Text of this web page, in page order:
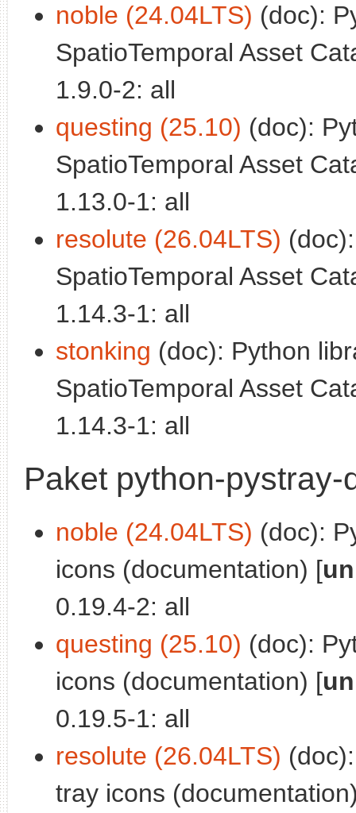
noble (24.04LTS) (doc):
SpatioTemporal Asset
1.9.0-2: all
questing (25.10) (doc):
SpatioTemporal Asset
1.13.0-1: all
resolute (26.04LTS)
SpatioTemporal Asset
1.14.3-1: all
stonking (doc): Python
SpatioTemporal Asset
1.14.3-1: all
Paket python-pystray-
noble (24.04LTS) (doc):
icons (documentation) [
0.19.4-2: all
questing (25.10) (doc):
icons (documentation) [
0.19.5-1: all
resolute (26.04LTS)
tray icons